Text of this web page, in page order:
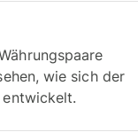
wie sich der